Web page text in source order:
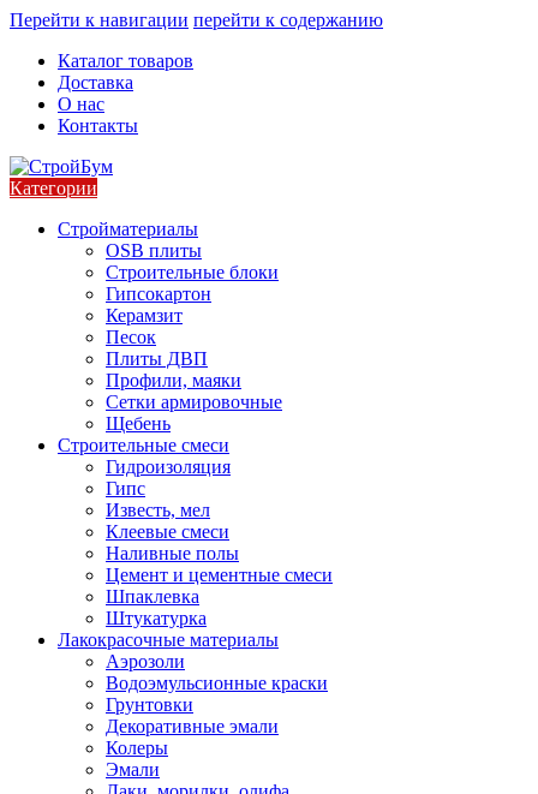
Перейти к навигации перейти к содержанию
Каталог товаров
Доставка
О нас
Контакты
Категории
Стройматериалы
OSB плиты
Строительные блоки
Гипсокартон
Керамзит
Песок
Плиты ДВП
Профили, маяки
Сетки армировочные
Щебень
Строительные смеси
Гидроизоляция
Гипс
Известь, мел
Клеевые смеси
Наливные полы
Цемент и цементные смеси
Шпаклевка
Штукатурка
Лакокрасочные материалы
Аэрозоли
Водоэмульсионные краски
Грунтовки
Декоративные эмали
Колеры
Эмали